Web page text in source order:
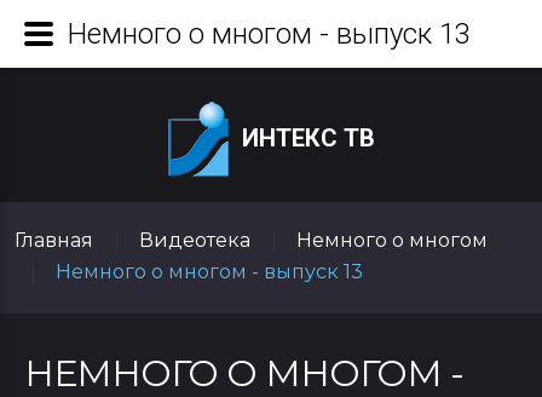
ИНТЕКС ТВ
Главная Видеотека
Немного о многом
Немного о многом - выпуск 13
НЕМНОГО О МНОГОМ -
Немного о многом - выпуск 13